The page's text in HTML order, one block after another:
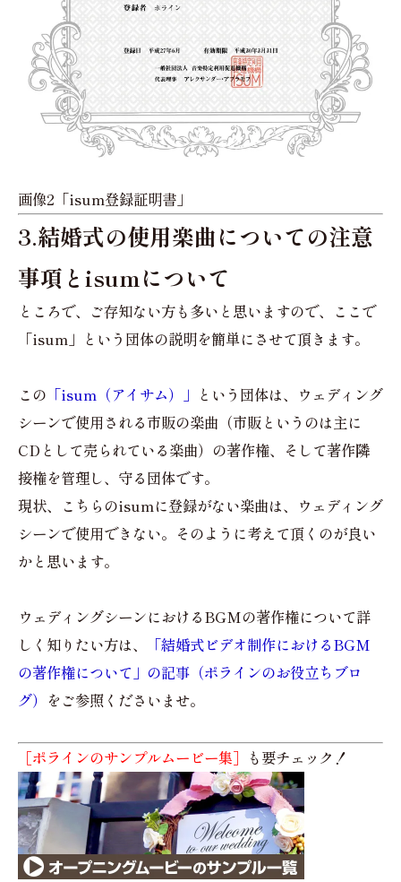
画像2「isum登録証明書」
3.結婚式の使用楽曲についての注意
事項とisumについて
ところで、ご存知ない方も多いと思いますので、ここで
「isum」という団体の説明を簡単にさせて頂きます。
この 「isum（アイサム）」 という団体は、ウェディング
シーンで使用される市販の楽曲（市販というのは主に
CDとして売られている楽曲）の著作権、そして著作隣
接権を管理し、守る団体です。
現状、こちらのisumに登録がない楽曲は、ウェディング
シーンで使用できない。そのように考えて頂くのが良い
かと思います。
ウェディングシーンにおけるBGMの著作権について詳
しく知りたい方は、
「結婚式ビデオ制作におけるBGM
の著作権について」の記事（ポラインのお役立ちブロ
グ） をご参照くださいませ。
［ポラインのサンプルムービー集］ も要チェック！